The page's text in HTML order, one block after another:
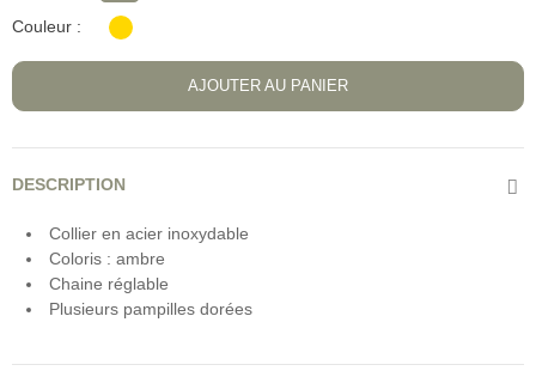
Couleur
AJOUTER AU PANIER
DESCRIPTION
Collier en acier inoxydable
Coloris : ambre
Chaine réglable
Plusieurs pampilles dorées